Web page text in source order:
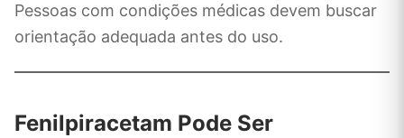
Pessoas com condições médicas devem buscar
orientação adequada antes do uso.
Fenilpiracetam Pode Ser